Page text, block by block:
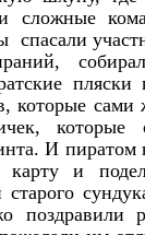
сложные
пляски
которые сами
которые
И пиратом
карту и
поздравили